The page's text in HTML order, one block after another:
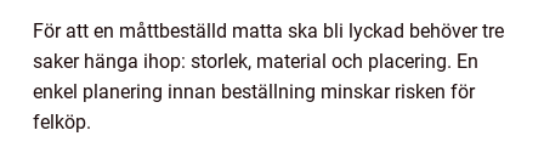
För att en måttbeställd matta ska bli lyckad behöver tre
saker hänga ihop: storlek, material och placering. En
enkel planering innan beställning minskar risken för
felköp.